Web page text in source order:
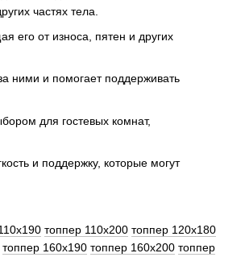
частях тела.
его от износа, пятен и других
ними и помогает поддерживать
для гостевых комнат,
и поддержку, которые могут
топпер 110x200 топпер 120x180
топпер 160x190 топпер 160x200 топпер